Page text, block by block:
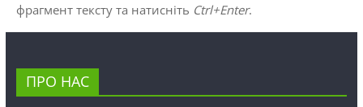
фрагмент тексту та натисніть Ctrl+Enter.
ПРО НАС